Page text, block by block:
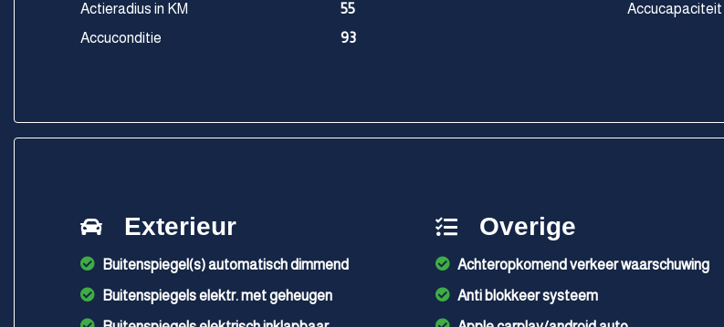
Actieradius in KM 55 Accucapaciteit
Accuconditie
93
Exterieur
Buitenspiegel(s) automatisch dimmend
Buitenspiegels elektr. met geheugen
Overige
Achteropkomend verkeer waarschuwing
Anti blokkeer systeem